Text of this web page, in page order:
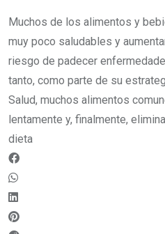
Muchos de los alimentos y
muy poco saludables y
riesgo de padecer
tanto, como parte de su
Salud, muchos alimentos
lentamente y, finalmente,
dieta